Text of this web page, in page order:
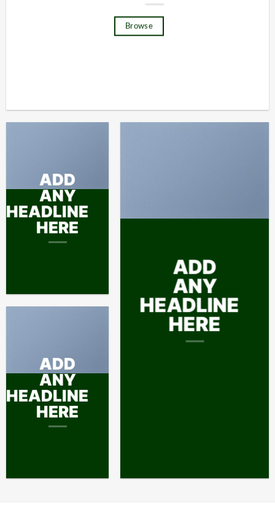
Browse
ADD
ANY
HEADLINE
HERE
ADD
ANY
HEADLINE
HERE
ADD
ANY
HEADLINE
HERE